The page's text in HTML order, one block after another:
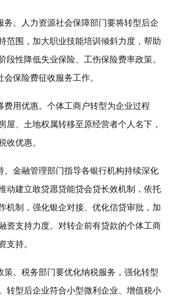
。人力资源社会保障部门要将转型后企
范围，加大职业技能培训倾斜力度，帮助
段性降低失业保险、工伤保险费率政策。
保险费征收服务工作。
用优惠。个体工商户转型为企业过程
屋、土地权属转移至原经营者个人名下，
收优惠。
金融管理部门指导各银行机构持续深化
动建立敢贷愿贷能贷会贷长效机制，依托
机制，强化银企对接、优化信贷审批，加
资支持力度。对转企前有贷款的个体工商
支持。
。税务部门要优化纳税服务，强化转型
转型后企业符合小型微利企业、增值税小